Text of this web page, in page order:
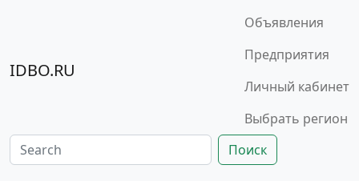
IDBO.RU
Объявления
Предприятия
Личный кабинет
Выбрать регион
Поиск